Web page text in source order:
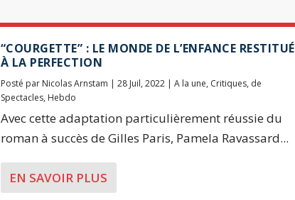
“COURGETTE” : LE MONDE DE L’ENFANCE RESTITUÉ
À LA PERFECTION
Posté par Nicolas Arnstam | 28 Juil, 2022| A la une, Critiques, de
Spectacles, Hebdo
Avec cette adaptation particulièrement réussie du
roman à succès de Gilles Paris, Pamela Ravassard...
EN SAVOIR PLUS